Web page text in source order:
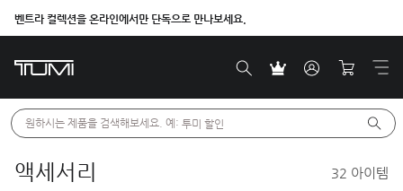
벤트라 컬렉션을 온라인에서만 단독으로 만나보세요.
원하시는 제품을 검색해보세요. 예: 투미 할인
액세서리 32 아이템